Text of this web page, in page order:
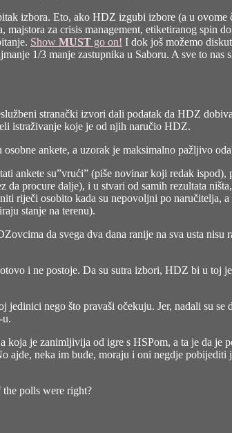
izbora. Eto, ako HDZ izgubi izbore (a u
za crisis management, etiketiranog spin
Show MUST go on! I dok još možemo
1/3 manje zastupnika u Saboru. A sve to
stranački izvori dali podatak da HDZ
istraživanje koje je od njih naručio HDZ.
ankete, a uzorak je maksimalno pažljivo
ankete su”vrući” (piše novinar koji redak
procure dalje), i u stvari od samih rezultata
riječi osobito kada su nepovoljni po naručitelja,
stanje na terenu).
da svega dva dana ranije na sva usta nisu
i ne postoje. Da su sutra izbori, HDZ bi u toj
nego što pravaši očekuju. Jer, nadali su se
u.
koja je zanimljivija od igre s HSPom, a ta je da je
ajde, neka im bude, moraju i oni negdje pobijediti
polls were right?